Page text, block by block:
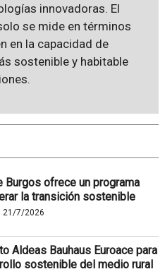
innovadoras. El
se mide en términos
en la capacidad de
sostenible y habitable
Burgos ofrece un programa
la transición sostenible
21/7/2026
Aldeas Bauhaus Euroace para
sostenible del medio rural